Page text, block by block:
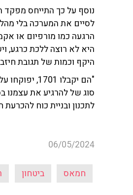
נוסף על כך התייחס מפקד
לסיים את המערכה בלי
הרגעה כמו מורפיום או
היא לא רוצה ללכת כרגע,
היקף וכמות של תגובת
"הם יקבלו
סוג של להרגיע את עצמנו
לתכנון ובניית כוח
06/05/2024
חמאס ביטחון